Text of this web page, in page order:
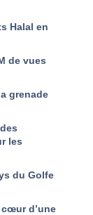
Halal en
de vues
grenade
les
du Golfe
d’une